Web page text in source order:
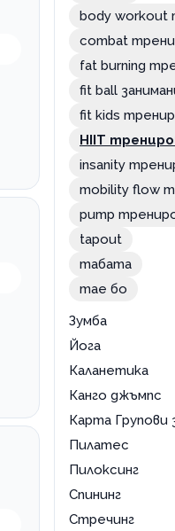
body workout
combat
fat burning
fit ball
fit kids
HIIT
insanity
mobility flow
pump
tapout
табата
тае бо
Зумба
zumba танци
Йога
face yoga
fat burning yoga
power yoga
ащанга
виняса флоу
за бременни
за деца
Каланетика
тренировка
Канго джъмпс
kangoo jumps
Карта Групови
абонамент
Пилатес
интензивен
йога пилатес
класически
Пилоксинг
тренировка
Спининг
тренировка
Стречинг